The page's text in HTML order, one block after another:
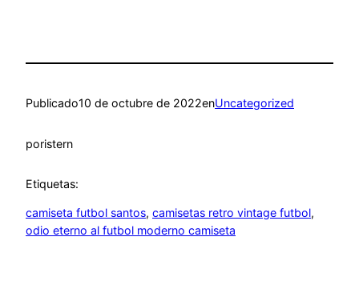
Publicado10 de octubre de 2022enUncategorized
poristern
Etiquetas:
camiseta futbol santos, camisetas retro vintage futbol
odio eterno al futbol moderno camiseta